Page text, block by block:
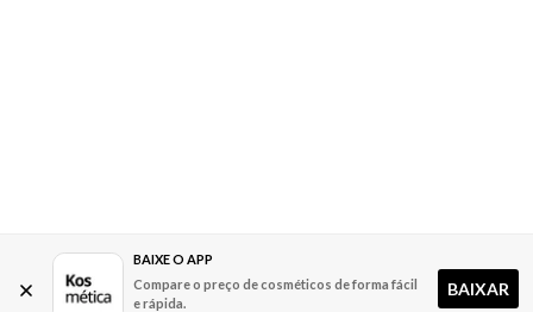
BAIXE O APP
Compare o preço de cosméticos de forma fácil
e rápida.
BAIXAR